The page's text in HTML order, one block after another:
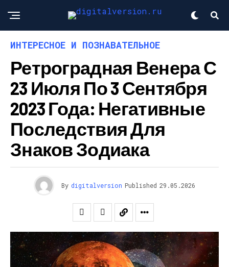
ИНТЕРЕСНОЕ И ПОЗНАВАТЕЛЬНОЕ
Ретроградная Венера С
23 Июля По 3 Сентября
2023 Года: Негативные
Последствия Для
Знаков Зодиака
By digitalversion Published 29.05.2026